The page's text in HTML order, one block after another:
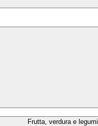
Frutta, verdura e legumi